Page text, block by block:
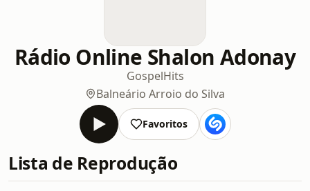
Rádio Online Shalon Adonay
GospelHits
Balneário Arroio do Silva
Favoritos
Lista de Reprodução